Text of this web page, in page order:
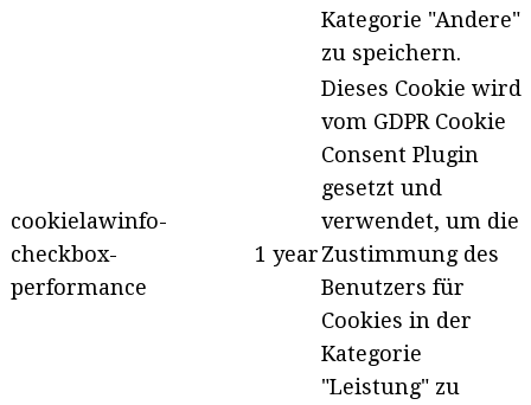
Kategorie "Andere"
zu speichern.
cookielawinfo-
checkbox-
performance
1 year
Dieses Cookie wird
vom GDPR Cookie
Consent Plugin
gesetzt und
verwendet, um die
Zustimmung des
Benutzers für
Cookies in der
Kategorie
"Leistung" zu